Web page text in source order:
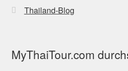
Thailand-Blog
MyThaiTour.com